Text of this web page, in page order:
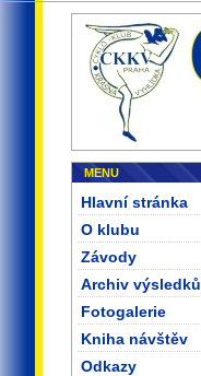
MENU
Hlavní stránka
O klubu
Závody
Archiv výsledků
Fotogalerie
Kniha návštěv
Odkazy